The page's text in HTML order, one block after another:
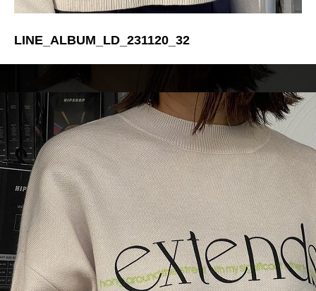
LINE_ALBUM_LD_231120_32